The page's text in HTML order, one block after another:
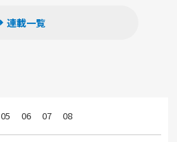
連載一覧
05 06 07 08